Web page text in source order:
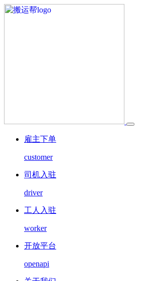
雇主下单
customer
司机入驻
driver
工人入驻
worker
开放平台
openapi